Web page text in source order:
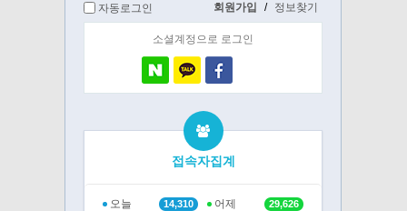
자동로그인 회원가입 / 정보찾기
소셜계정으로 로그인
접속자집계
오늘 14,310 어제 29,626